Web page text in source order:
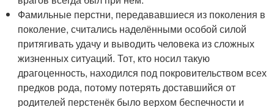
Фамильные перстни, передававшиеся из поколения в
поколение, считались наделёнными особой силой
притягивать удачу и выводить человека из сложных
жизненных ситуаций. Тот, кто носил такую
драгоценность, находился под покровительством всех
предков рода, потому потерять доставшийся от
родителей перстенёк было верхом беспечности и